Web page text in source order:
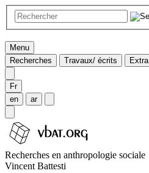
Menu
Recherches
Travaux/ écrits Extra
Fr
en
ar
Recherches en anthropologie sociale
Vincent Battesti